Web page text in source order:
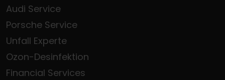
Audi Service
Porsche Service
Unfall Experte
Ozon-Desinfektion
Financial Services